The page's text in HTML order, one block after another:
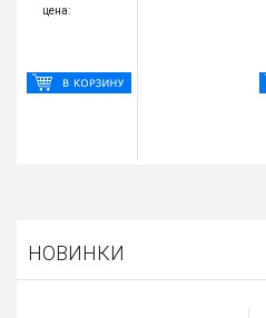
НОВИНКИ
цена: